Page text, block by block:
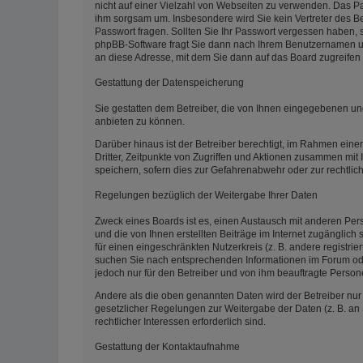
nicht auf einer Vielzahl von Webseiten zu verwenden. Das
ihm sorgsam um. Insbesondere wird Sie kein Vertreter des
Passwort fragen. Sollten Sie Ihr Passwort vergessen haben,
phpBB-Software fragt Sie dann nach Ihrem Benutzernamen
an diese Adresse, mit dem Sie dann auf das Board
Gestattung der Datenspeicherung
Sie gestatten dem Betreiber, die von Ihnen eingegebenen
anbieten zu können.
Darüber hinaus ist der Betreiber berechtigt, im Rahmen
Dritter, Zeitpunkte von Zugriffen und Aktionen zusammen
speichern, sofern dies zur Gefahrenabwehr oder zur
Regelungen bezüglich der Weitergabe Ihrer Daten
Zweck eines Boards ist es, einen Austausch mit anderen
und die von Ihnen erstellten Beiträge im Internet
für einen eingeschränkten Nutzerkreis (z. B. andere
suchen Sie nach entsprechenden Informationen im Forum
jedoch nur für den Betreiber und von ihm beauftragte
Andere als die oben genannten Daten wird der Betreiber
gesetzlicher Regelungen zur Weitergabe der Daten (z. B.
rechtlicher Interessen erforderlich sind.
Gestattung der Kontaktaufnahme